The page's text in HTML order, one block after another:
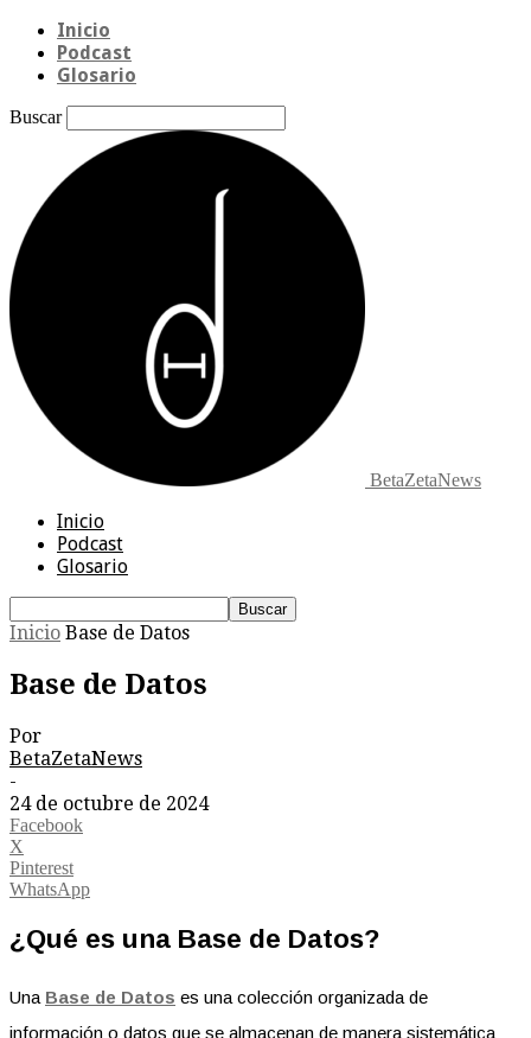
Inicio
Podcast
Glosario
Buscar
BetaZetaNews
Inicio
Podcast
Glosario
Inicio Base de Datos
Base de Datos
Por
BetaZetaNews
-
24 de octubre de 2024
Facebook
X
Pinterest
WhatsApp
¿Qué es una Base de Datos?
Una Base de Datos es una colección organizada de
información o datos que se almacenan de manera sistemática